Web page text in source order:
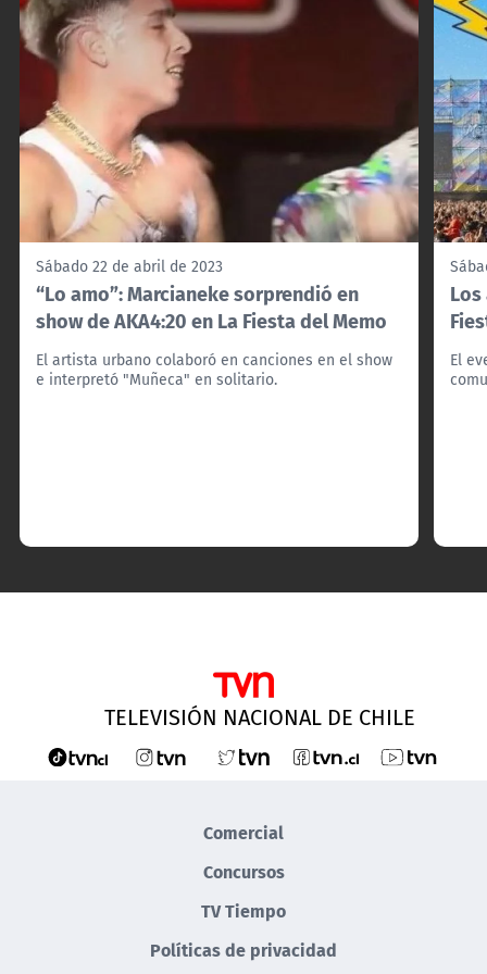
Sábado 22 de abril de 2023
“Lo amo”: Marcianeke sorprendió en
show de AKA4:20 en La Fiesta del Memo
El artista urbano colaboró en canciones en el show
e interpretó "Muñeca" en solitario.
El
TELEVISIÓN NACIONAL DE CHILE
Comercial
Concursos
TV Tiempo
Políticas de privacidad